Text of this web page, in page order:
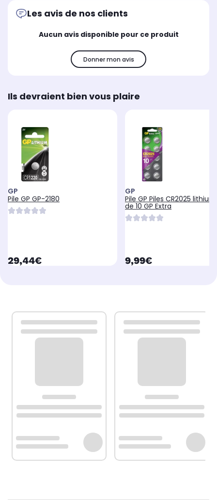
Les avis de nos clients
Aucun avis disponible pour ce produit
Donner mon avis
Ils devraient bien vous plaire
GP
Pile GP GP-2180
currentPrice
29,44€
GP
Pile GP Piles CR2025
de 10 GP Extra
currentPrice
9,99€